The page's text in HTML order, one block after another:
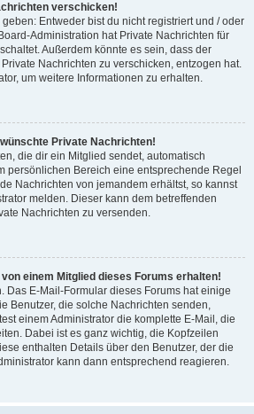
verschicken!
Entweder bist du nicht registriert und / oder
Administration hat Private Nachrichten für
Außerdem könnte es sein, dass der
Nachrichten zu verschicken, entzogen hat.
um weitere Informationen zu erhalten.
Private Nachrichten!
die dir ein Mitglied sendet, automatisch
persönlichen Bereich eine entsprechende Regel
Nachrichten von jemandem erhältst, so kannst
melden. Dieser kann dem betreffenden
Nachrichten zu versenden.
von einem Mitglied dieses Forums erhalten!
Das E-Mail-Formular dieses Forums hat einige
Benutzer, die solche Nachrichten senden,
einem Administrator die komplette E-Mail, die
Dabei ist es ganz wichtig, die Kopfzeilen
enthalten Details über den Benutzer, der die
kann dann entsprechend reagieren.